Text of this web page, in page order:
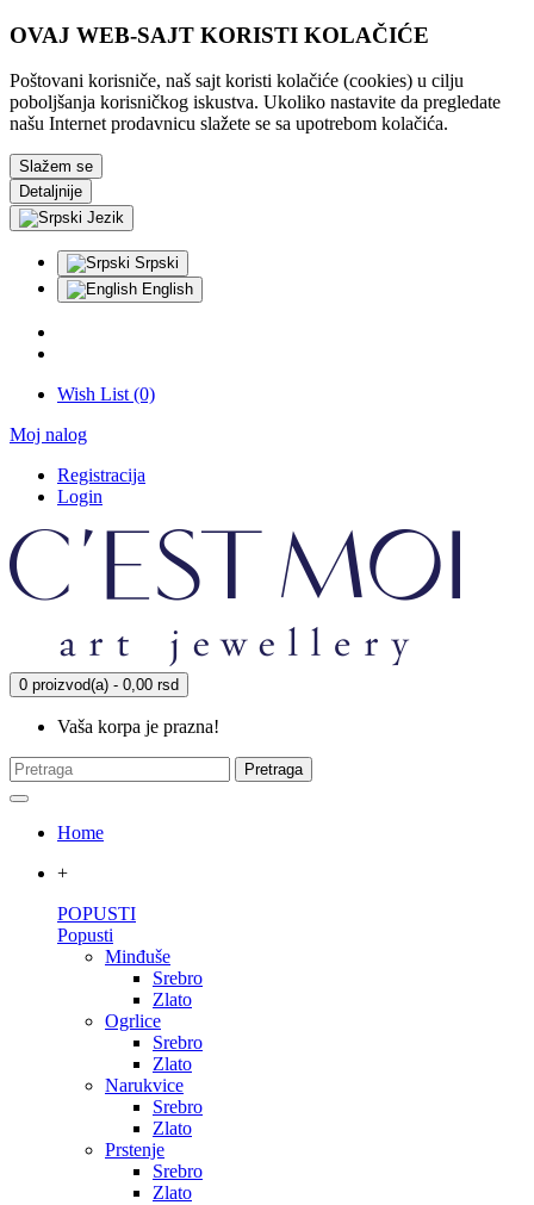
OVAJ WEB-SAJT KORISTI KOLAČIĆE
Poštovani korisniče, naš sajt koristi kolačiće (cookies) u cilju
poboljšanja korisničkog iskustva. Ukoliko nastavite da pregledate
našu Internet prodavnicu slažete se sa upotrebom kolačića.
Slažem se
Detaljnije
Jezik
Srpski
English
Wish List (0)
Moj nalog
Registracija
Login
0 proizvod(a) - 0,00 rsd
Vaša korpa je prazna!
Pretraga
Home
+
POPUSTI
Popusti
Minđuše
Srebro
Zlato
Ogrlice
Srebro
Zlato
Narukvice
Srebro
Zlato
Prstenje
Srebro
Zlato